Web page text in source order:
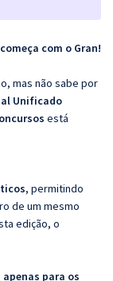
com o Gran!
mas não sabe por
Unificado
está
, permitindo
de um mesmo
edição, o
apenas para os